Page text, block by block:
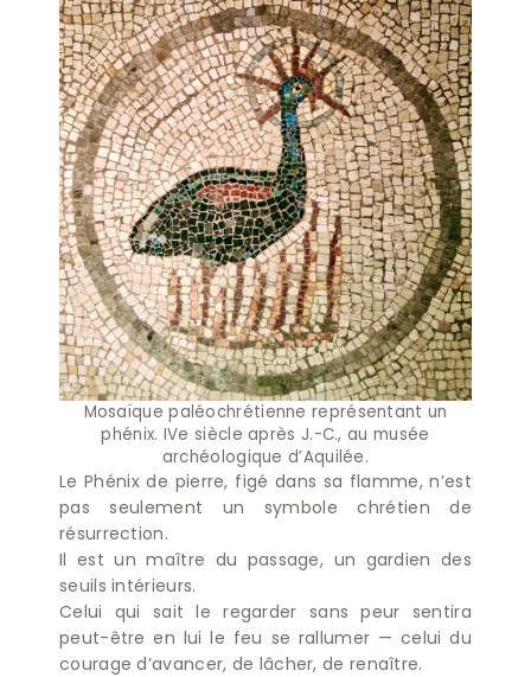
Mosaïque paléochrétienne représentant un
phénix. IVe siècle après J.-C., au musée
archéologique d’Aquilée.
Le Phénix de pierre, figé dans sa flamme, n’est
pas seulement un symbole chrétien de
résurrection.
Il est un maître du passage, un gardien des
seuils intérieurs.
Celui qui sait le regarder sans peur sentira
peut-être en lui le feu se rallumer — celui du
courage d’avancer, de lâcher, de renaître.
Pour ne rien manquer aux